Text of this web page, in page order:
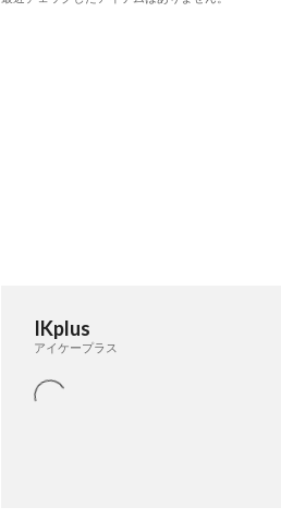
IKplus
アイケープラス